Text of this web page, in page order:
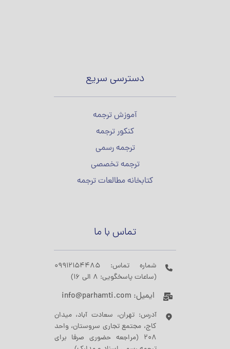
دسترسی سریع
آموزش ترجمه
کنکور ترجمه
ترجمه رسمی
ترجمه تخصصی
کتابخانه مطالعات ترجمه
تماس با ما
شماره تماس: 09912154485
(ساعات پاسخگویی: 8 الی 16)
ایمیل: info@parhamti.com
آدرس: تهران، سعادت آباد، میدان
کاج، مجتمع تجاری سروستان، واحد
208 (مراجعه حضوری صرفا برای